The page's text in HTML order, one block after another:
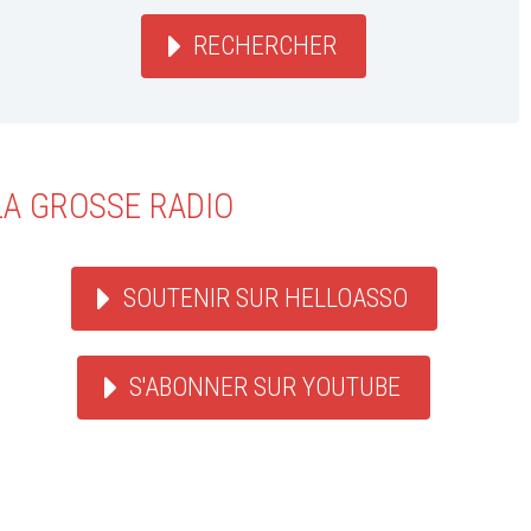
RECHERCHER
GROSSE RADIO
SOUTENIR SUR HELLOASSO
S'ABONNER SUR YOUTUBE